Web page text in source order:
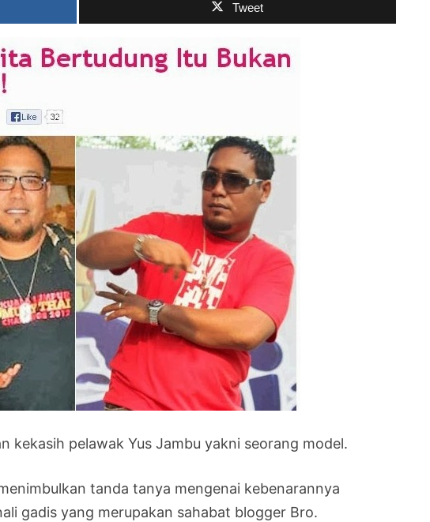
Tweet
kekasih pelawak Yus Jambu yakni seorang model.
tanda tanya mengenai kebenarannya
gadis yang merupakan sahabat blogger Bro.